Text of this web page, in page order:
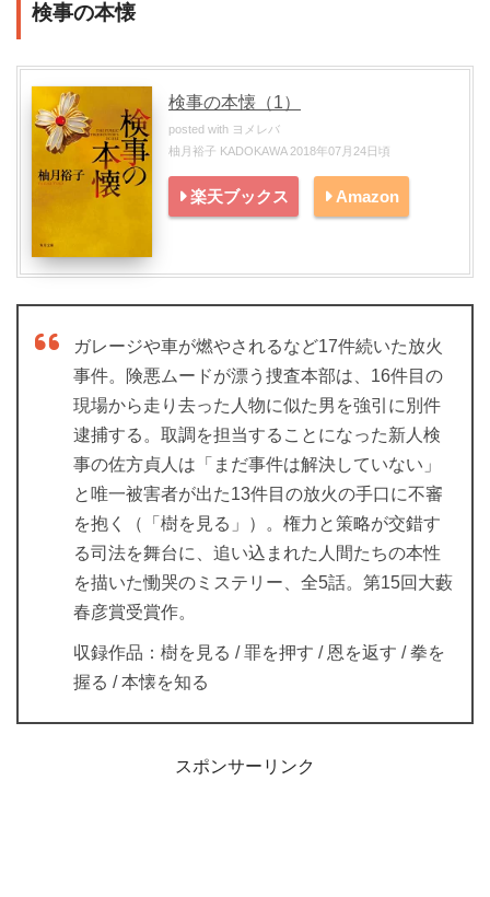
検事の本懐
検事の本懐（1）
posted with ヨメレバ
柚月裕子 KADOKAWA 2018年07月24日頃
楽天ブックス Amazon
ガレージや車が燃やされるなど17件続いた放火
事件。険悪ムードが漂う捜査本部は、16件目の
現場から走り去った人物に似た男を強引に別件
逮捕する。取調を担当することになった新人検
事の佐方貞人は「まだ事件は解決していない」
と唯一被害者が出た13件目の放火の手口に不審
を抱く（「樹を見る」）。権力と策略が交錯す
る司法を舞台に、追い込まれた人間たちの本性
を描いた慟哭のミステリー、全5話。第15回大藪
春彦賞受賞作。
収録作品：樹を見る / 罪を押す / 恩を返す / 拳を
握る / 本懐を知る
スポンサーリンク